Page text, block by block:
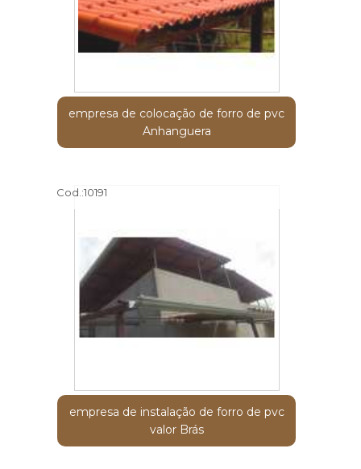
empresa de colocação de forro de pvc
Anhanguera
Cod.:10191
empresa de instalação de forro de pvc
valor Brás